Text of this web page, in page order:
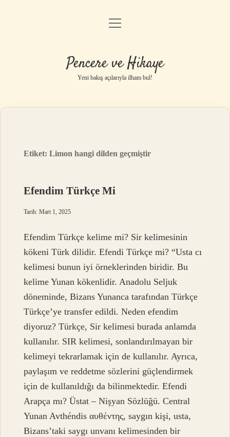
Anasayfa
Yasal Uyarı
menüyü
Pencere ve Hikaye
Yeni bakış açılarıyla ilham bul!
Etiket:Limon hangi dilden geçmiştir
Efendim Türkçe Mi
Tarih: Mart 1, 2025
Efendim Türkçe kelime mi? Sir kelimesinin
kökeni Türk dilidir. Efendi Türkçe mi? “Usta cı
kelimesi bunun iyi örneklerinden biridir. Bu
kelime Yunan kökenlidir. Anadolu Seljuk
döneminde, Bizans Yunanca tarafından Türkçe
Türkçe’ye transfer edildi. Neden efendim
diyoruz? Türkçe, Sir kelimesi burada anlamda
kullanılır. SIR kelimesi, sonlandırılmayan bir
kelimeyi tekrarlamak için de kullanılır. Ayrıca,
paylaşım ve reddetme sözlerini güçlendirmek
için de kullanıldığı da bilinmektedir. Efendi
Arapça mı? Üstat – Nişyan Sözlüğü. Central
Yunan Avthéndis αυθέντης, saygın kişi, usta,
Bizans’taki saygı unvanı kelimesinden bir